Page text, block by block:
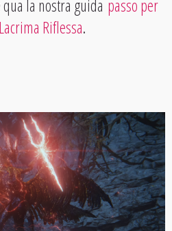
la nostra guida passo per
Riflessa.